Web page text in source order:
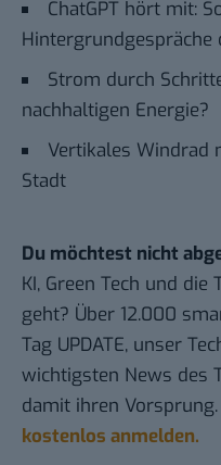
ChatGPT hört mit:
Hintergrundgespräche
Strom durch
nachhaltigen Energie?
Vertikales Windrad
Stadt
Du möchtest nicht
KI, Green Tech und die
geht? Über 12.000
Tag UPDATE, unser
wichtigsten News des
damit ihren Vorsprung.
kostenlos anmelden.